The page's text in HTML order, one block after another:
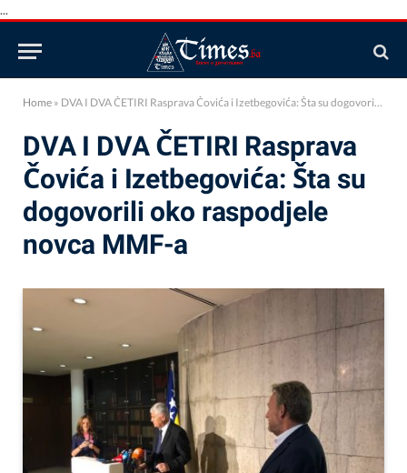
...
Home » DVA I DVA ČETIRI Rasprava Čovića i Izetbegovića: Šta su dogovorili oko raspodjele novca MMF-a
DVA I DVA ČETIRI Rasprava
Čovića i Izetbegovića: Šta su
dogovorili oko raspodjele
novca MMF-a